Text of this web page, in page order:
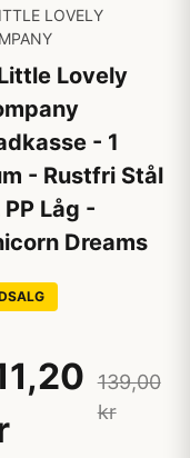
LOVELY
Lovely
- 1
- Rustfri Stål
PP Låg -
Dreams
139,00
kr